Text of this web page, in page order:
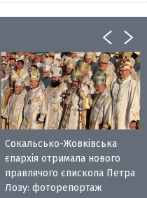
Сокальсько-Жовківська
єпархія отримала нового
правлячого єпископа Петра
Лозу: фоторепортаж